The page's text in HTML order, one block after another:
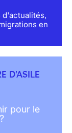
d'actualités,
en
D'ASILE
pour le